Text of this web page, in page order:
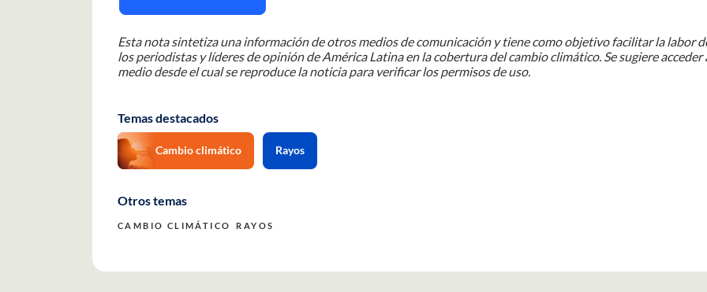
Esta nota sintetiza una información de otros medios de comunicación y tiene como objetivo facilitar la labor
los periodistas y líderes de opinión de América Latina en la cobertura del cambio climático. Se sugiere acceder
medio desde el cual se reproduce la noticia para verificar los permisos de uso.
Temas destacados
Cambio climático Rayos
Otros temas
CAMBIO CLIMÁTICO RAYOS